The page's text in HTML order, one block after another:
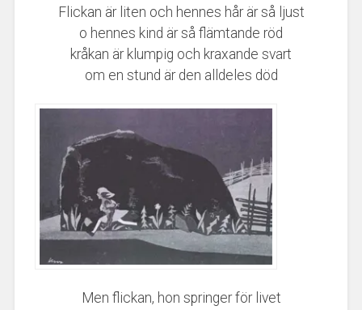
Flickan är liten och hennes hår är så ljust
o hennes kind är så flämtande röd
kråkan är klumpig och kraxande svart
om en stund är den alldeles död
Men flickan, hon springer för livet